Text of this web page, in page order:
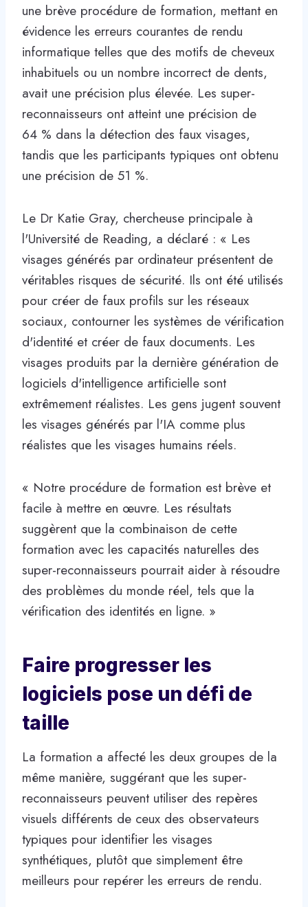
une brève procédure de formation, mettant en
évidence les erreurs courantes de rendu
informatique telles que des motifs de cheveux
inhabituels ou un nombre incorrect de dents,
avait une précision plus élevée. Les super-
reconnaisseurs ont atteint une précision de
64 % dans la détection des faux visages,
tandis que les participants typiques ont obtenu
une précision de 51 %.
Le Dr Katie Gray, chercheuse principale à
l'Université de Reading, a déclaré : « Les
visages générés par ordinateur présentent de
véritables risques de sécurité. Ils ont été utilisés
pour créer de faux profils sur les réseaux
sociaux, contourner les systèmes de vérification
d'identité et créer de faux documents. Les
visages produits par la dernière génération de
logiciels d'intelligence artificielle sont
extrêmement réalistes. Les gens jugent souvent
les visages générés par l'IA comme plus
réalistes que les visages humains réels.
« Notre procédure de formation est brève et
facile à mettre en œuvre. Les résultats
suggèrent que la combinaison de cette
formation avec les capacités naturelles des
super-reconnaisseurs pourrait aider à résoudre
des problèmes du monde réel, tels que la
vérification des identités en ligne. »
Faire progresser les
logiciels pose un défi de
taille
La formation a affecté les deux groupes de la
même manière, suggérant que les super-
reconnaisseurs peuvent utiliser des repères
visuels différents de ceux des observateurs
typiques pour identifier les visages
synthétiques, plutôt que simplement être
meilleurs pour repérer les erreurs de rendu.